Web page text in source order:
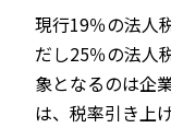
現行19％の法人
だし25％の法人
象となるのは企
は、税率引き上